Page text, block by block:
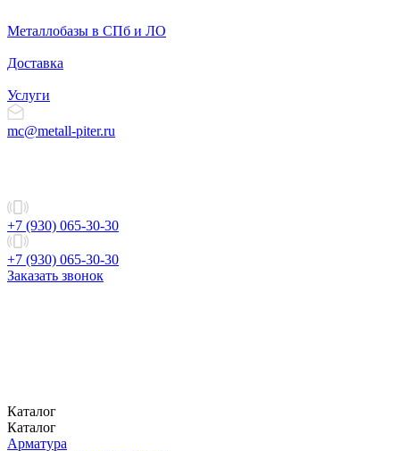
Металлобазы в СПб и ЛО
Доставка
Услуги
mc@metall-piter.ru
+7 (930) 065-30-30
+7 (930) 065-30-30
Заказать звонок
Каталог
Каталог
Арматура